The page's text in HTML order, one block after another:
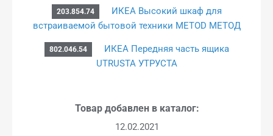
203.854.74
ИКЕА Высокий шкаф для
встраиваемой бытовой техники METOD МЕТОД
802.046.54
ИКЕА Передняя часть ящика
UTRUSTA УТРУСТА
Товар добавлен в каталог:
12.02.2021